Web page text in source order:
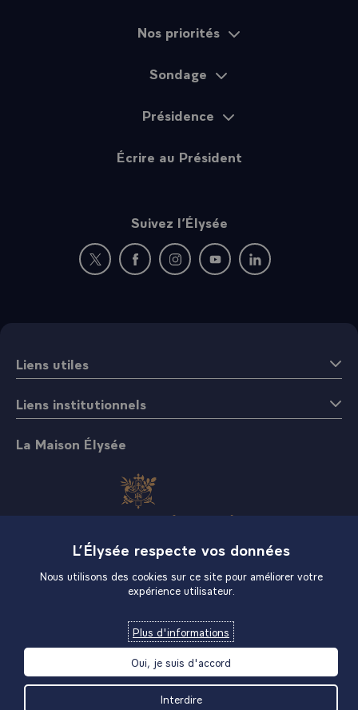
Nos priorités
Sondage
Présidence
Écrire au Président
Suivez l’Élysée
Nouvelle fenêtre : rejoignez-nous sur Twitter
Nouvelle fenêtre : rejoignez-nous sur
Nouvelle fenêtre : rejoignez-nous
Nouvelle fenêtre :
Nouvelle fenêtre :
Liens utiles
Liens institutionnels
La Maison Élysée
L’Élysée respecte vos données
Nous utilisons des cookies sur ce site pour améliorer votre
expérience utilisateur.
Plus d'informations
Oui, je suis d'accord
Interdire